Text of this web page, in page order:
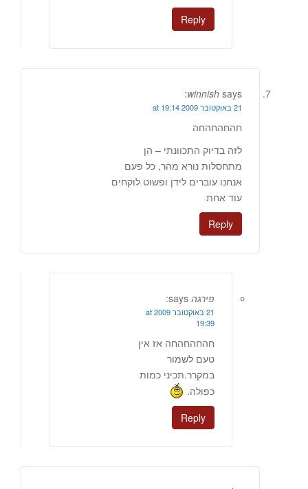
Reply
winnish says:
21 באוקטובר 2009 at 19:14
חהחהחהחה
לזה בדיוק התכוונתי – הן
מתחסלות נורא מהר, כל פעם
אנחנו עוברים לידן ופשוט לוקחים
עוד אחת
Reply
פירגה says:
21 באוקטובר 2009 at
19:39
חהחהחהחה אז אין
טעם לשמור
במקרר.תכיני כמות
כפולה.
Reply